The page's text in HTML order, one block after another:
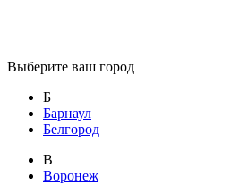
Выберите ваш город
Б
Барнаул
Белгород
В
Воронеж